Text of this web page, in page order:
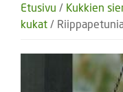
Etusivu / Kukkien
kukat /